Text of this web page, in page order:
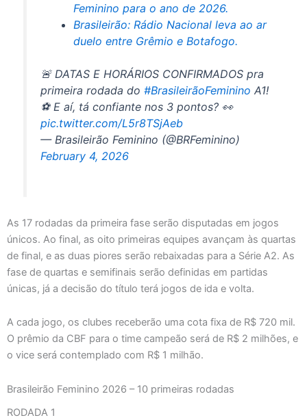
Feminino para o ano de 2026.
Brasileirão: Rádio Nacional leva ao ar
duelo entre Grêmio e Botafogo.
🚨 DATAS E HORÁRIOS CONFIRMADOS pra
primeira rodada do#BrasileirãoFeminino A1!
⚽ E aí, tá confiante nos 3 pontos? 👀
pic.twitter.com/L5r8TSjAeb
— Brasileirão Feminino (@BRFeminino)
February 4, 2026
As 17 rodadas da primeira fase serão disputadas em jogos
únicos. Ao final, as oito primeiras equipes avançam às quartas
de final, e as duas piores serão rebaixadas para a Série A2. As
fase de quartas e semifinais serão definidas em partidas
únicas, já a decisão do título terá jogos de ida e volta.
A cada jogo, os clubes receberão uma cota fixa de R$ 720 mil.
O prêmio da CBF para o time campeão será de R$ 2 milhões, e
o vice será contemplado com R$ 1 milhão.
Brasileirão Feminino 2026 – 10 primeiras rodadas
RODADA 1